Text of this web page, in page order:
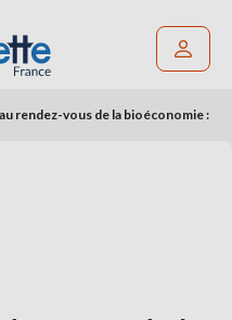
rendez-vous de la bioéconomie :